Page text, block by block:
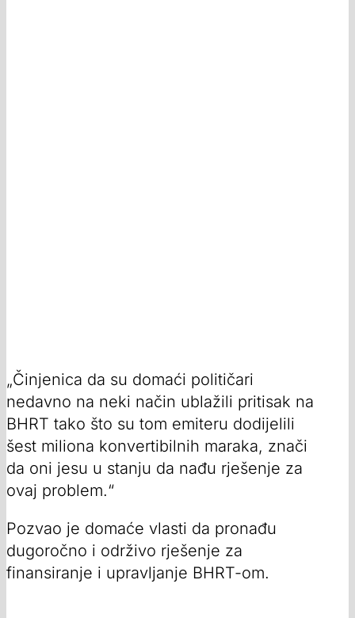
„Činjenica da su domaći političari
nedavno na neki način ublažili pritisak na
BHRT tako što su tom emiteru dodijelili
šest miliona konvertibilnih maraka, znači
da oni jesu u stanju da nađu rješenje za
ovaj problem.“
Pozvao je domaće vlasti da pronađu
dugoročno i održivo rješenje za
finansiranje i upravljanje BHRT-om.